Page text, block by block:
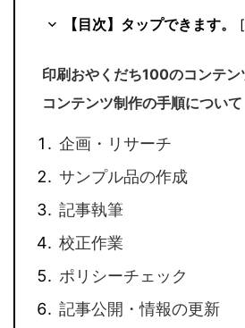
【目次】タップできます。 [
印刷おやくだち100のコンテ
コンテンツ制作の手順について
企画・リサーチ
サンプル品の作成
記事執筆
校正作業
ポリシーチェック
記事公開・情報の更新